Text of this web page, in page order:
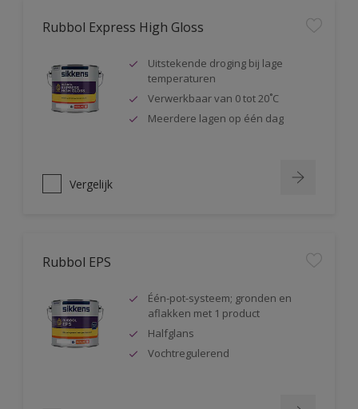
Rubbol Express High Gloss
Uitstekende droging bij lage
temperaturen
Verwerkbaar van 0 tot 20˚C
Meerdere lagen op één dag
Vergelijk
Rubbol EPS
Één-pot-systeem; gronden en
aflakken met 1 product
Halfglans
Vochtregulerend